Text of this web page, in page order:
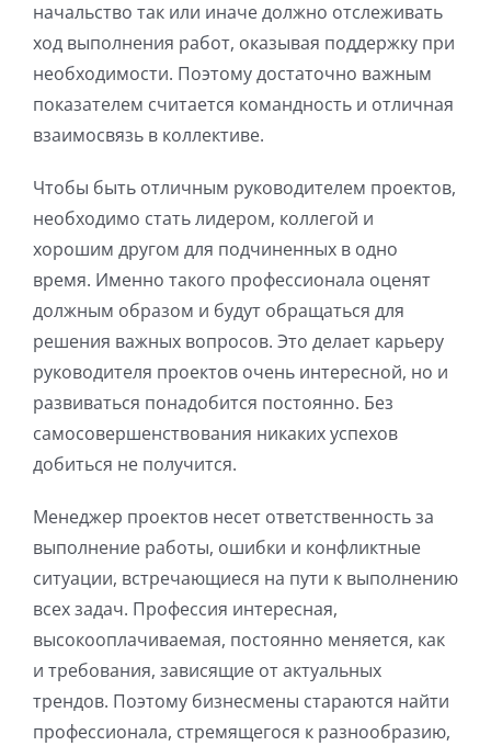
начальство так или иначе должно отслеживать
ход выполнения работ, оказывая поддержку при
необходимости. Поэтому достаточно важным
показателем считается командность и отличная
взаимосвязь в коллективе.
Чтобы быть отличным руководителем проектов,
необходимо стать лидером, коллегой и
хорошим другом для подчиненных в одно
время. Именно такого профессионала оценят
должным образом и будут обращаться для
решения важных вопросов. Это делает карьеру
руководителя проектов очень интересной, но и
развиваться понадобится постоянно. Без
самосовершенствования никаких успехов
добиться не получится.
Менеджер проектов несет ответственность за
выполнение работы, ошибки и конфликтные
ситуации, встречающиеся на пути к выполнению
всех задач. Профессия интересная,
высокооплачиваемая, постоянно меняется, как
и требования, зависящие от актуальных
трендов. Поэтому бизнесмены стараются найти
профессионала, стремящегося к разнообразию,